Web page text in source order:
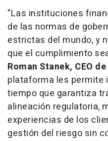
"Las instituciones
de las normas de
estrictas del mundo, y
que el cumplimiento
Roman Stanek, CEO
plataforma les permite
tiempo que garantiza
alineación regulatoria,
experiencias de los
gestión del riesgo sin